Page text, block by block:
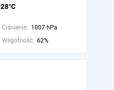
28°C
Ciśnienie: 1007 hPa
Wilgotność: 62%